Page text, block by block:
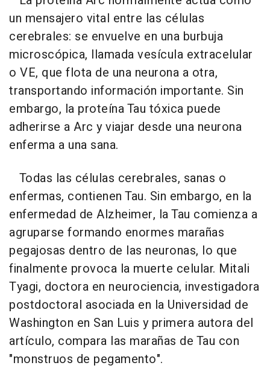
un mensajero vital entre las células
cerebrales: se envuelve en una burbuja
microscópica, llamada vesícula extracelular
o VE, que flota de una neurona a otra,
transportando información importante. Sin
embargo, la proteína Tau tóxica puede
adherirse a Arc y viajar desde una neurona
enferma a una sana.
Todas las células cerebrales, sanas o
enfermas, contienen Tau. Sin embargo, en la
enfermedad de Alzheimer, la Tau comienza a
agruparse formando enormes marañas
pegajosas dentro de las neuronas, lo que
finalmente provoca la muerte celular. Mitali
Tyagi, doctora en neurociencia, investigadora
postdoctoral asociada en la Universidad de
Washington en San Luis y primera autora del
artículo, compara las marañas de Tau con
"monstruos de pegamento".